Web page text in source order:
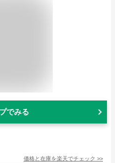
でみる
価格と在庫を楽天でチェック >>